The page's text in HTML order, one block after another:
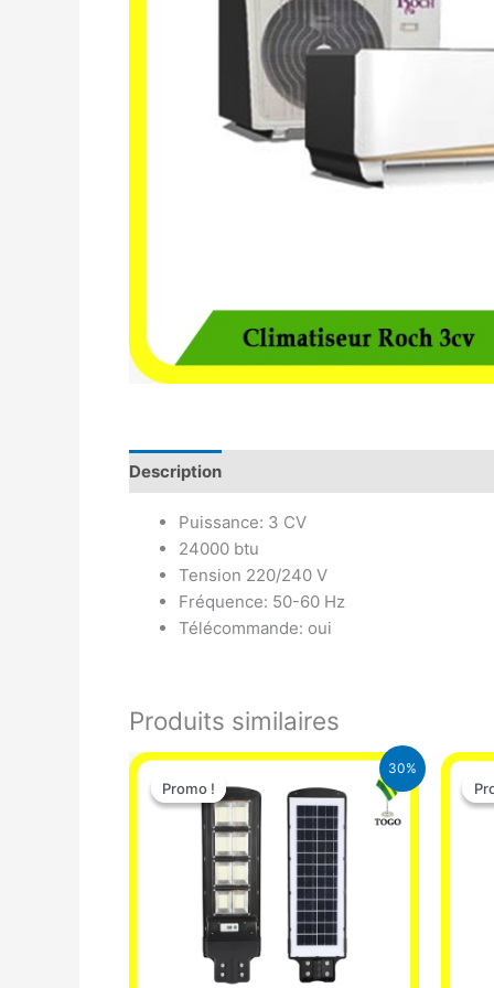
Description
Puissance: 3 CV
24000 btu
Tension 220/240 V
Fréquence: 50-60 Hz
Télécommande: oui
Produits similaires
30%
Promo !
Promo !
Le
initial
était :
50.000 CFA.
Le
actuel
est :
35.000 CFA.